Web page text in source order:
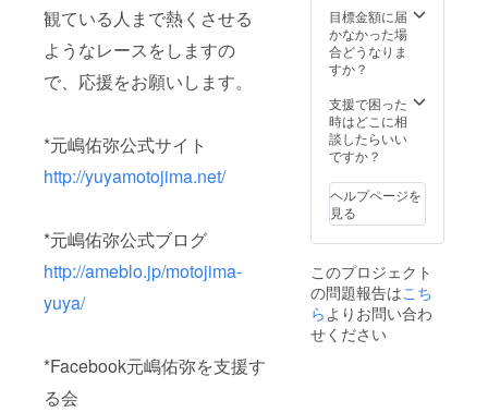
観ている人まで熱くさせる
ようなレースをしますの
で、応援をお願いします。
*元嶋佑弥公式サイト
http://yuyamotojima.net/
*元嶋佑弥公式ブログ
http://ameblo.jp/motojima-
yuya/
*Facebook元嶋佑弥を支援す
る会
たします。詳細
な日程について
は決済終了後
メッセージでや
目標金額に届
かなかった場
合どうなりま
すか？
支援で困った
時はどこに相
談したらいい
ですか？
ヘルプページを
見る
このプロジェクト
の問題報告はこち
ら よりお問い合わ
せください